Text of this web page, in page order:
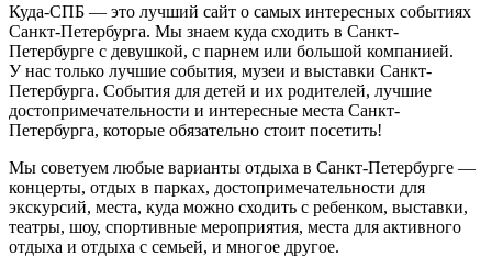
Куда-СПБ — это лучший сайт о самых интересных событиях
Санкт-Петербурга. Мы знаем куда сходить в Санкт-
Петербурге с девушкой, с парнем или большой компанией.
У нас только лучшие события, музеи и выставки Санкт-
Петербурга. События для детей и их родителей, лучшие
достопримечательности и интересные места Санкт-
Петербурга, которые обязательно стоит посетить!
Мы советуем любые варианты отдыха в Санкт-Петербурге —
концерты, отдых в парках, достопримечательности для
экскурсий, места, куда можно сходить с ребенком, выставки,
театры, шоу, спортивные мероприятия, места для активного
отдыха и отдыха с семьей, и многое другое.